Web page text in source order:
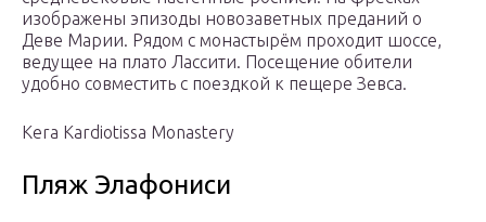
изображены эпизоды новозаветных преданий о
Деве Марии. Рядом с монастырём проходит шоссе,
ведущее на плато Лассити. Посещение обители
удобно совместить с поездкой к пещере Зевса.
Kera Kardiotissa Monastery
Пляж Элафониси